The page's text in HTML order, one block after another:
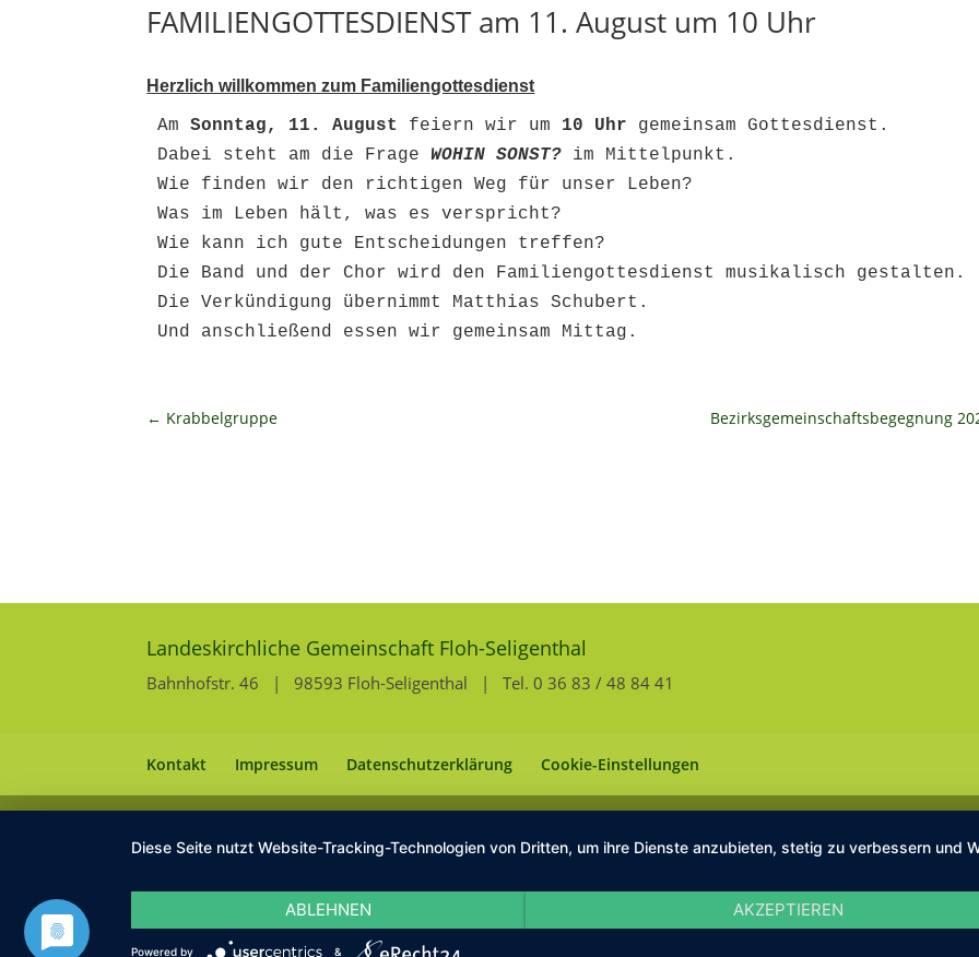
FAMILIENGOTTESDIENST am 11. August um 10 Uhr
Herzlich willkommen zum Familiengottesdienst
Am Sonntag, 11. August feiern wir um 10 Uhr gemeinsam Gottesdienst.
Dabei steht am die Frage WOHIN SONST? im Mittelpunkt.
Wie finden wir den richtigen Weg für unser Leben?
Was im Leben hält, was es verspricht?
Wie kann ich gute Entscheidungen treffen?
Die Band und der Chor wird den Familiengottesdienst musikalisch gestalten.
Die Verkündigung übernimmt Matthias Schubert.
← Krabbelgruppe Bezirksgemeinschaftsbegegnung
Landeskirchliche Gemeinschaft Floh-Seligenthal
Bahnhofstr. 46 | 98593 Floh-Seligenthal | Tel. 0 36 83 / 48 84 41
Kontakt Impressum Datenschutzerklärung Cookie-Einstellungen
Diese Seite nutzt Website-Tracking-Technologien von Dritten, um ihre Dienste anzubieten, stetig zu verbessern und
ABLEHNEN AKZEPTIEREN
Powered by &